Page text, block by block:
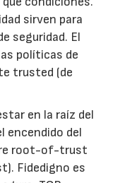
sirven para
seguridad. El
políticas de
trusted (de
en la raíz del
encendido del
root-of-trust
Fidedigno es